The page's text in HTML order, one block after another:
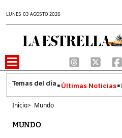
LUNES 03 AGOSTO 2026
Últimas Noticias
Inicio> Mundo
MUNDO